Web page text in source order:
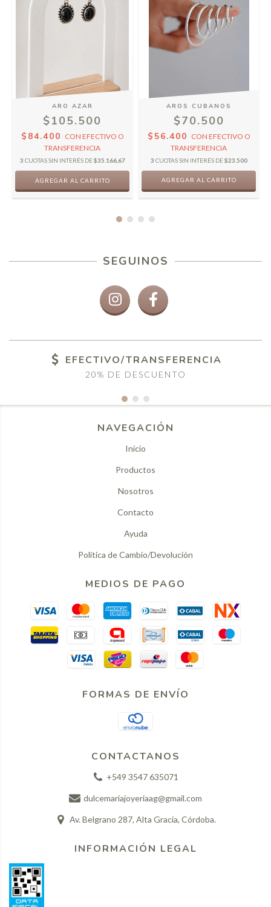
ARO AZAR
$105.500
$84.400 CON EFECTIVO O
TRANSFERENCIA
3 CUOTAS SIN INTERÉS DE$35.166,67
AROS CUBANOS
$70.500
$56.400 CON EFECTIVO O
TRANSFERENCIA
3 CUOTAS SIN INTERÉS DE$23.500
AGREGAR AL CARRITO
SEGUINOS
EFECTIVO/TRANSFERENCIA
20% DE DESCUENTO
NAVEGACIÓN
Inicio
Productos
Nosotros
Contacto
Ayuda
Política de Cambio/Devolución
MEDIOS DE PAGO
FORMAS DE ENVÍO
CONTACTANOS
+549 3547 635071
dulcemariajoyeriaag@gmail.com
Av. Belgrano 287, Alta Gracia, Córdoba.
INFORMACIÓN LEGAL